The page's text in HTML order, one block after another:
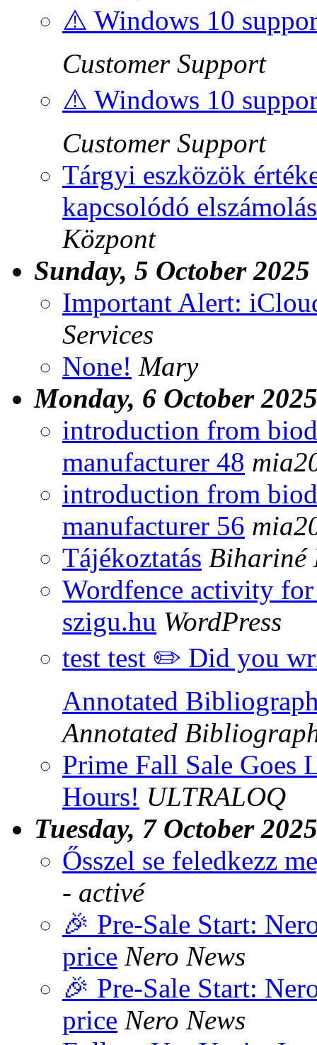
⚠️ Windows 10
Customer Support
⚠️ Windows 10
Customer Support
Tárgyi eszközök
kapcsolódó
Központ
Sunday, 5 October 2025
Important Alert:
Services
None! Mary
Monday, 6 October 2025
introduction from
manufacturer 48
introduction from
manufacturer 56
Tájékoztatás Bihariné
Wordfence activity
szigu.hu WordPress
test test ✏️ Did you
Annotated
Annotated
Prime Fall Sale Goes
Hours! ULTRALOQ
Tuesday, 7 October 2025
Ősszel se feledkezz
- activé
🎉 Pre-Sale Start:
price Nero News
🎉 Pre-Sale Start:
price Nero News